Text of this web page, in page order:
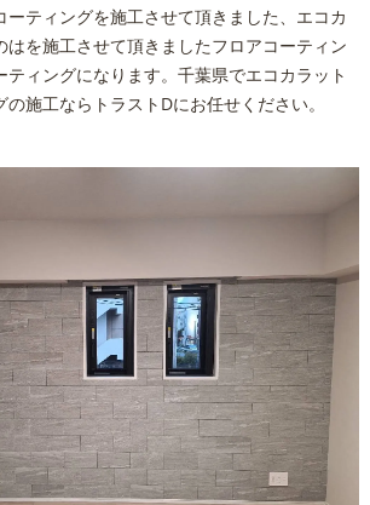
ーティングを施工させて頂きました、エコカ
はを施工させて頂きましたフロアコーティン
ィングになります。千葉県でエコカラット
施工ならトラストDにお任せください。